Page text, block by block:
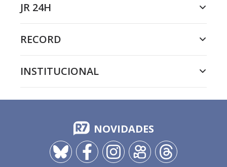
JR 24H
RECORD
INSTITUCIONAL
NOVIDADES